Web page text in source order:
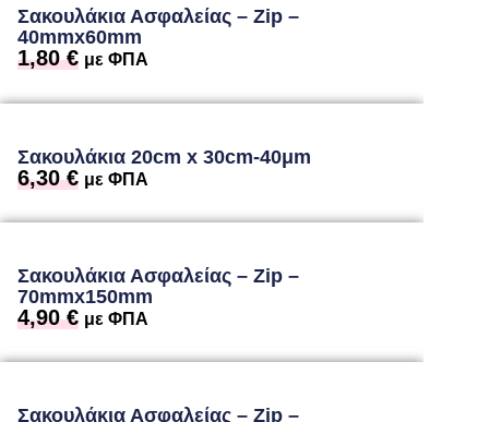
Σακουλάκια Ασφαλείας – Zip –
40mmx60mm
1,80€ με ΦΠΑ
Σακουλάκια 20cm x 30cm-40μm
6,30€ με ΦΠΑ
Σακουλάκια Ασφαλείας – Zip –
70mmx150mm
4,90€ με ΦΠΑ
Σακουλάκια Ασφαλείας – Zip –